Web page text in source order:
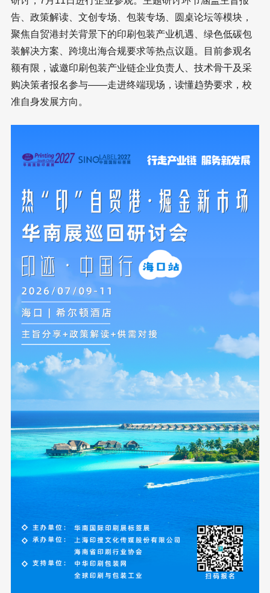
告、政策解读、文创专场、包装专场、圆桌论坛等模块，
聚焦自贸港封关背景下的印刷包装产业机遇、绿色低碳包
装解决方案、跨境出海合规要求等热点议题。目前参观名
额有限，诚邀印刷包装产业链企业负责人、技术骨干及采
购决策者报名参与——走进终端现场，读懂趋势要求，校
准自身发展方向。